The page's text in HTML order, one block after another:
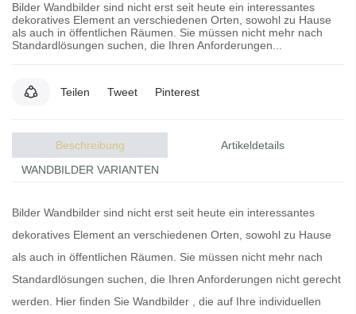
Bilder Wandbilder sind nicht erst seit heute ein interessantes
dekoratives Element an verschiedenen Orten, sowohl zu Hause
als auch in öffentlichen Räumen. Sie müssen nicht mehr nach
Standardlösungen suchen, die Ihren Anforderungen...
Teilen Tweet Pinterest
Beschreibung
Artikeldetails
WANDBILDER VARIANTEN
Bilder Wandbilder sind nicht erst seit heute ein interessantes
dekoratives Element an verschiedenen Orten, sowohl zu Hause
als auch in öffentlichen Räumen. Sie müssen nicht mehr nach
Standardlösungen suchen, die Ihren Anforderungen nicht gerecht
werden. Hier finden Sie Wandbilder , die auf Ihre individuellen